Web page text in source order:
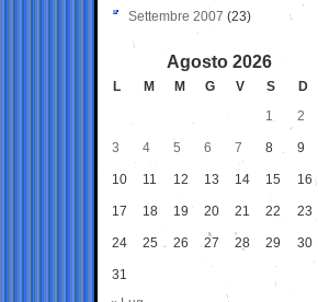
Settembre 2007 (23)
Agosto 2026
L M M G V S
D
1
2
3 4 5 6 7 8 9
10 11 12 13 14 15 16
17 18 19 20 21 22 23
24 25 26 27 28 29 30
31